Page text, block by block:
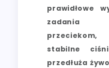
prawidłowe
zadania
stabilne
przedłuża